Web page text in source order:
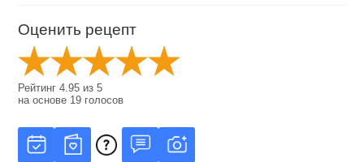
Оценить рецепт
Рейтинг4.95 из5
на основе 19 голосов